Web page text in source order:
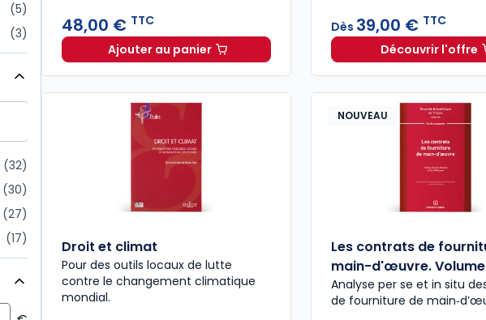
5
3
2
2
2
32
30
27
17
16
15
14
48,00 € TTC
Ajouter au panierGuide des modes amiables de résolution des
Dès 39,00 € TTC
Découvrir l'offre
COVID-
Droit et climat
Pour des outils locaux de lutte
contre le changement climatique
mondial.
NOUVEAU
Les contrats de
main-d'œuvre.
Analyse per se et in situ
de fourniture de